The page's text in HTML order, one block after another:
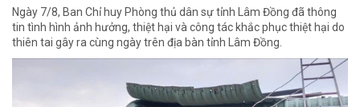
Ngày 7/8, Ban Chỉ huy Phòng thủ dân sự tỉnh Lâm Đồng đã thông
tin tình hình ảnh hưởng, thiệt hại và công tác khắc phục thiệt hại do
thiên tai gây ra cùng ngày trên địa bàn tỉnh Lâm Đồng.